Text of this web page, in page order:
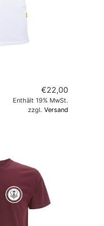
€22,00
Enthält 19% MwSt.
zzgl.Versand